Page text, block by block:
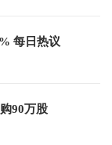
每日热议
90万股